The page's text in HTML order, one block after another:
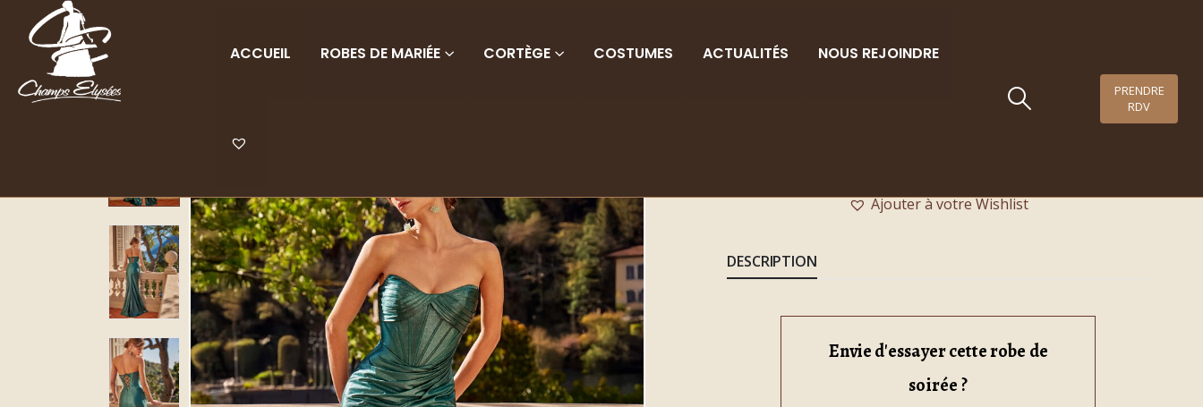
ACCUEIL ROBES DE MARIÉE CORTÈGE COSTUMES ACTUALITÉS NOUS REJOINDRE
PRENDRE
RDV
Ajouter à votre Wishlist
DESCRIPTION
Envie d'essayer cette robe de
soirée ?